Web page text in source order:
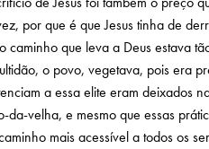
por que é que Jesus tinha de
caminho que leva a Deus estava
o povo, vegetava, pois era
a essa elite eram deixados
da-velha, e mesmo que essas
mais acessível a todos os